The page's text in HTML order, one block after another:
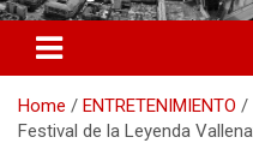
Diámetro
Home
ENTRETENIMIENTO
Festival de la Leyenda